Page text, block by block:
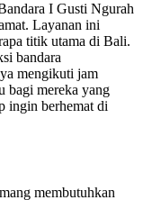
I Gusti Ngurah
Layanan ini
titik utama di Bali.
bandara
mengikuti jam
bagi mereka yang
ingin berhemat di
membutuhkan